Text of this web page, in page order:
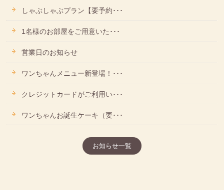
しゃぶしゃぶプラン【要予約･･･
1名様のお部屋をご用意いた･･･
営業日のお知らせ
ワンちゃんメニュー新登場！･･･
クレジットカードがご利用い･･･
ワンちゃんお誕生ケーキ（要･･･
お知らせ一覧